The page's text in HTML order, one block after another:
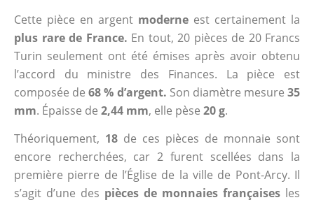
Cette pièce en argent moderne est certainement la
plus rare de France. En tout, 20 pièces de 20 Francs
Turin seulement ont été émises après avoir obtenu
l’accord du ministre des Finances. La pièce est
composée de68 % d’argent. Son diamètre mesure 35
mm. Épaisse de 2,44 mm, elle pèse 20 g.
Théoriquement, 18 de ces pièces de monnaie sont
encore recherchées, car 2 furent scellées dans la
première pierre de l’Église de la ville de Pont-Arcy. Il
s’agit d’une des pièces de monnaies françaises les